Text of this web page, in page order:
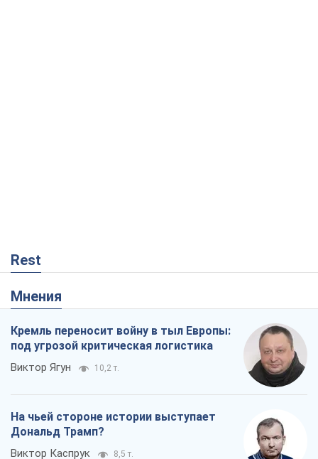
Rest
Мнения
Кремль переносит войну в тыл Европы:
под угрозой критическая логистика
Виктор Ягун 10,2 т.
На чьей стороне истории выступает
Дональд Трамп?
Виктор Каспрук 8,5 т.